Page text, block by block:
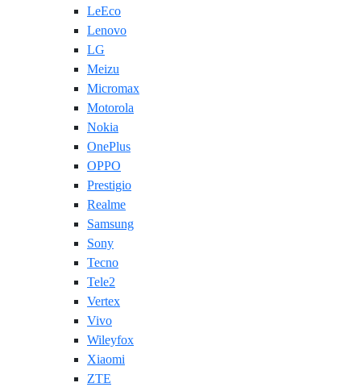
LeEco
Lenovo
LG
Meizu
Micromax
Motorola
Nokia
OnePlus
OPPO
Prestigio
Realme
Samsung
Sony
Tecno
Tele2
Vertex
Vivo
Wileyfox
Xiaomi
ZTE